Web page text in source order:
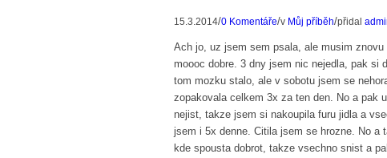
15.3.2014/0 Komentáře/v Můj příběh/přidal
Ach jo, uz jsem sem psala, ale musim
moooc dobre. 3 dny jsem nic nejedla, pak si
tom mozku stalo, ale v sobotu jsem se
zopakovala celkem 3x za ten den. No a pak
nejist, takze jsem si nakoupila furu jidla a
jsem i 5x denne. Citila jsem se hrozne. No
kde spousta dobrot, takze vsechno snist a